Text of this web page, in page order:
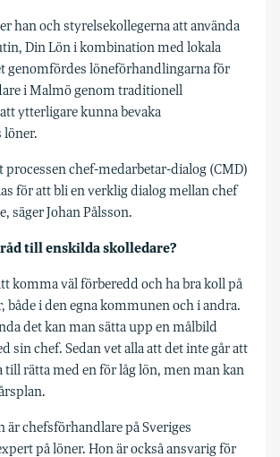
han och styrelsekollegerna att använda
Din Lön i kombination med lokala
genomfördes löneförhandlingarna för
i Malmö genom traditionell
ytterligare kunna bevaka
processen chef-medarbetar-dialog (CMD)
för att bli en verklig dialog mellan chef
säger Johan Pålsson.
till enskilda skolledare?
komma väl förberedd och ha bra koll på
både i den egna kommunen och i andra.
det kan man sätta upp en målbild
sin chef. Sedan vet alla att det inte går att
till rätta med en för låg lön, men man kan
är chefsförhandlare på Sveriges
på löner. Hon är också ansvarig för